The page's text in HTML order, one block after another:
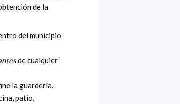
de la
del municipio
de cualquier
la guardería.
patio,